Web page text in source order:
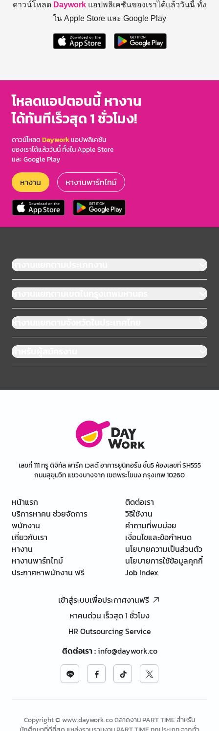
ดาวน์โหลด Daywork แอปพลิเคชันของเราได้แล้ววันนี้ ทั้ง
ใน Apple Store และ Google Play
โหลดแอปตอนนี้ หางาน
ได้ทันทีเร็วสุด 1 ชั่วโมง!
ดาวน์โหลดDayworkแอปพลิเคชัน
ของเราได้แล้ววันนี้ ทั้งใน Apple Store
และ Google Play
หางาน หางานพาร์ทไทม์
หางานแยกตามประเภทงาน
หางานแยกตามเขตในกรุงเทพมหานคร
หางานแยกตามจังหวัดในประเทศไทย
สำหรับผู้สมัครงาน
เลขที่ 111 ทรู ดิจิทัล พาร์ค เวสต์ อาคารยูนิคอร์น ชั้น5 ห้องเลขที่ SH555
ถนนสุขุมวิท แขวงบางจาก เขตพระโขนง กรุงเทพ 10260
หน้าแรก
บริการหาคน ช่วยจัดการ
พนักงาน
เกี่ยวกับเรา
หางาน
หางานพาร์ทไทม์
ประกาศหาพนักงาน ฟรี
ติดต่อเรา
วิธีใช้งาน
คำถามที่พบบ่อย
เงื่อนไขและข้อกำหนด
นโยบายความเป็นส่วนตัว
นโยบายการใช้ข้อมูลคุกกี้
Job Index
เข้าสู่ระบบเพื่อประกาศงานฟรี
หาคนด่วน เร็วสุด 1 ชั่วโมง
HR Outsourcing Service
ติดต่อเรา:info@daywork.co
Copyright © www.daywork.co ตลาดงาน PART TIME สำหรับ